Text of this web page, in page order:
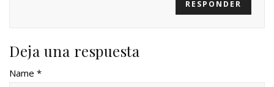
RESPONDER
Deja una respuesta
Name *